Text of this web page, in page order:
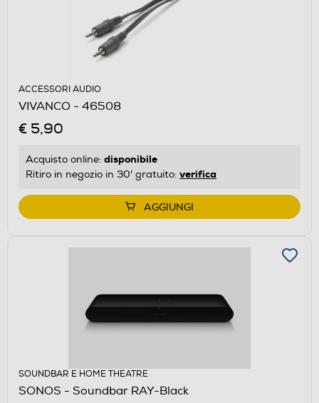
ACCESSORI AUDIO
VIVANCO - 46508
€ 5,90
Acquisto online: disponibile
Ritiro in negozio in 30' gratuito: verifica
AGGIUNGI
SOUNDBAR E HOME THEATRE
SONOS - Soundbar RAY-Black